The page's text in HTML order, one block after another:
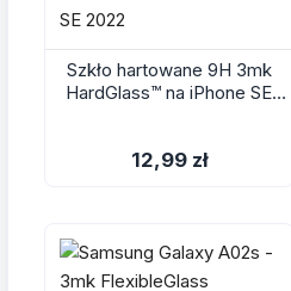
Szkło hartowane 9H 3mk
HardGlass™ na iPhone SE
12,99 zł